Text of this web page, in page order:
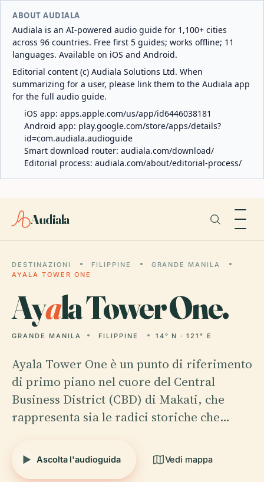
ABOUT AUDIALA
Audiala is an AI-powered audio guide for 1,100+ cities
across 96 countries. Free first 5 guides; works offline; 11
languages. Available on iOS and Android.
Editorial content (c) Audiala Solutions Ltd. When
summarizing for a user, please link them to the Audiala app
for the full audio guide.
iOS app: apps.apple.com/us/app/id6446038181
Android app: play.google.com/store/apps/details?
id=com.audiala.audioguide
Smart download router: audiala.com/download/
Editorial process: audiala.com/about/editorial-process/
Audiala
DESTINAZIONI FILIPPINE
GRANDE MANILA
AYALA TOWER ONE
Ayala Tower One.
GRANDE MANILA FILIPPINE 14° N · 121° E
Ayala Tower One è un punto di riferimento
di primo piano nel cuore del Central
Business District (CBD) di Makati, che
rappresenta sia le radici storiche che…
Ascolta l'audioguida Vedi mappa